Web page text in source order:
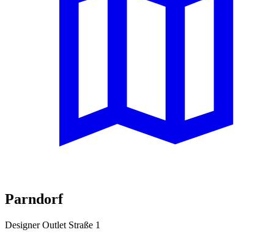
Parndorf
Designer Outlet Straße 1